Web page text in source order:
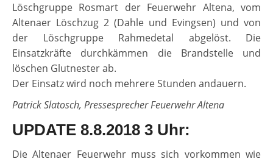
Löschgruppe Rosmart der Feuerwehr Altena, vom
Altenaer Löschzug 2 (Dahle und Evingsen) und von
der Löschgruppe Rahmedetal abgelöst. Die
Einsatzkräfte durchkämmen die Brandstelle und
löschen Glutnester ab.
Der Einsatz wird noch mehrere Stunden andauern.
Patrick Slatosch, Pressesprecher Feuerwehr Altena
UPDATE 8.8.2018 3 Uhr:
Die Altenaer Feuerwehr muss sich vorkommen wie